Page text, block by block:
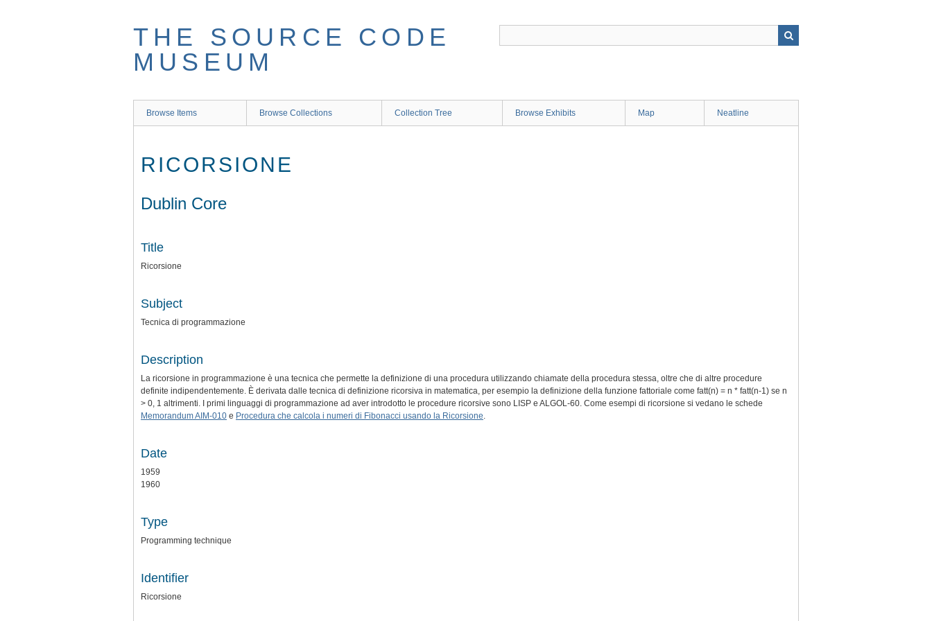
THE SOURCE CODE
MUSEUM
Browse Items Browse Collections Collection Tree Browse Exhibits Map Neatline
RICORSIONE
Dublin Core
Title
Ricorsione
Subject
Tecnica di programmazione
Description
La ricorsione in programmazione è una tecnica che permette la definizione di una procedura utilizzando chiamate della procedura stessa, oltre che di altre procedure
definite indipendentemente. È derivata dalle tecnica di definizione ricorsiva in matematica, per esempio la definizione della funzione fattoriale come fatt(n) = n * fatt(n-1) se n
> 0, 1 altrimenti. I primi linguaggi di programmazione ad aver introdotto le procedure ricorsive sono LISP e ALGOL-60. Come esempi di ricorsione si vedano le schede
Memorandum AIM-010 e Procedura che calcola i numeri di Fibonacci usando la Ricorsione.
Date
1959
1960
Type
Programming technique
Identifier
Ricorsione